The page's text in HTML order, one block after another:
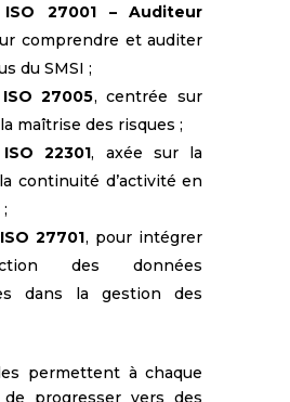
ISO 27001 – Auditeur
comprendre et auditer
du SMSI ;
27005, centrée sur
maîtrise des risques ;
22301, axée sur la
continuité d’activité en
27701, pour intégrer
des données
dans la gestion des
permettent à chaque
de progresser vers des